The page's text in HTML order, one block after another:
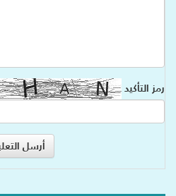
رمز التأكيد